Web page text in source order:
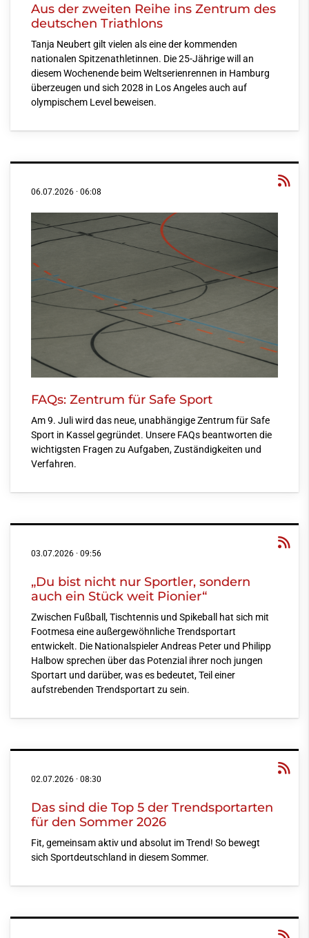
Aus der zweiten Reihe ins Zentrum des
deutschen Triathlons
Tanja Neubert gilt vielen als eine der kommenden
nationalen Spitzenathletinnen. Die 25-Jährige will an
diesem Wochenende beim Weltserienrennen in Hamburg
überzeugen und sich 2028 in Los Angeles auch auf
olympischem Level beweisen.
06.07.2026 · 06:08
FAQs: Zentrum für Safe Sport
Am 9. Juli wird das neue, unabhängige Zentrum für Safe
Sport in Kassel gegründet. Unsere FAQs beantworten die
wichtigsten Fragen zu Aufgaben, Zuständigkeiten und
Verfahren.
03.07.2026 · 09:56
„Du bist nicht nur Sportler, sondern
auch ein Stück weit Pionier“
Zwischen Fußball, Tischtennis und Spikeball hat sich mit
Footmesa eine außergewöhnliche Trendsportart
entwickelt. Die Nationalspieler Andreas Peter und Philipp
Halbow sprechen über das Potenzial ihrer noch jungen
Sportart und darüber, was es bedeutet, Teil einer
aufstrebenden Trendsportart zu sein.
02.07.2026 · 08:30
Das sind die Top 5 der Trendsportarten
für den Sommer 2026
Fit, gemeinsam aktiv und absolut im Trend! So bewegt
sich Sportdeutschland in diesem Sommer.